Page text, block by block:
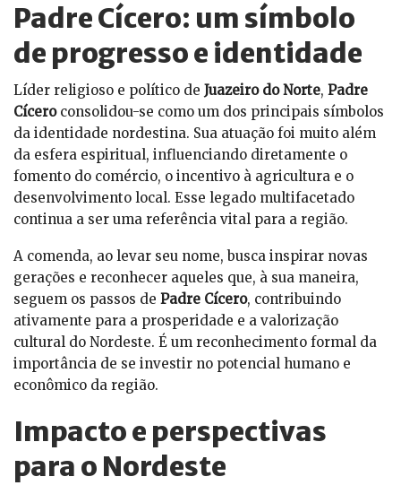
Padre Cícero: um símbolo
de progresso e identidade
Líder religioso e político de Juazeiro do Norte, Padre
Cíceroconsolidou-se como um dos principais símbolos
da identidade nordestina. Sua atuação foi muito além
da esfera espiritual, influenciando diretamente o
fomento do comércio, o incentivo à agricultura e o
desenvolvimento local. Esse legado multifacetado
continua a ser uma referência vital para a região.
A comenda, ao levar seu nome, busca inspirar novas
gerações e reconhecer aqueles que, à sua maneira,
seguem os passos de Padre Cícero, contribuindo
ativamente para a prosperidade e a valorização
cultural do Nordeste. É um reconhecimento formal da
importância de se investir no potencial humano e
econômico da região.
Impacto e perspectivas
para o Nordeste